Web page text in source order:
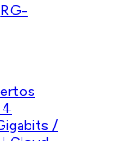
RG-